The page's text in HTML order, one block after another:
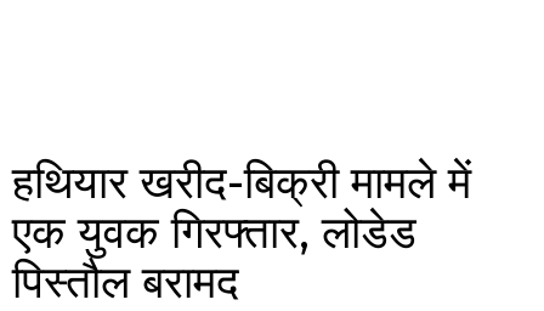
हथियार खरीद-बिक्री मामले में
एक युवक गिरफ्तार, लोडेड
पिस्तौल बरामद